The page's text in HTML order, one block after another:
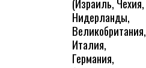
Нидерланды,
Великобритания,
Италия,
Германия,